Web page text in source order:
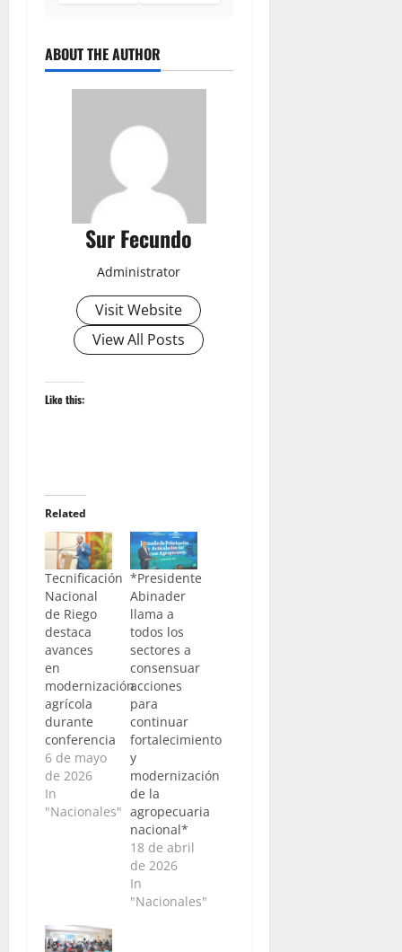
ABOUT THE AUTHOR
Sur Fecundo
Administrator
Visit Website
View All Posts
Like this:
Related
Tecnificación
Nacional
de Riego
destaca
avances
en
modernización
agrícola
durante
conferencia
6 de mayo
de 2026
In
"Nacionales"
*Presidente
Abinader
llama a
todos los
sectores a
consensuar
acciones
para
continuar
fortalecimiento
y
modernización
de la
agropecuaria
nacional*
18 de abril
de 2026
In
"Nacionales"